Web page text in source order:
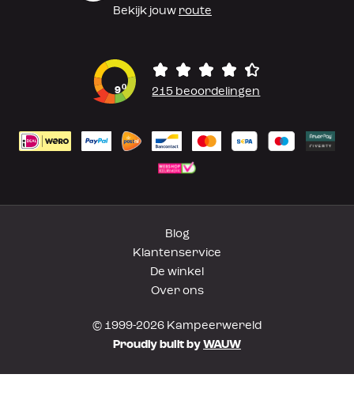
Bekijk jouw route
90 215 beoordelingen
Blog
Klantenservice
De winkel
Over ons
© 1999-2026 Kampeerwereld
Proudly built by WAUW